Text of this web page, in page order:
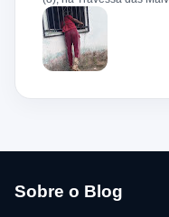
Bacabeira. Segundo
de 36 anos, teria tentado
mas acabou ficando
local, a guarnição
aparentando estar
chegada dos policiais. O
para as providências
Sobre o Blog